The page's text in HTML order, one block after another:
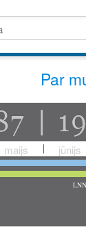
Par
maijs jūnijs